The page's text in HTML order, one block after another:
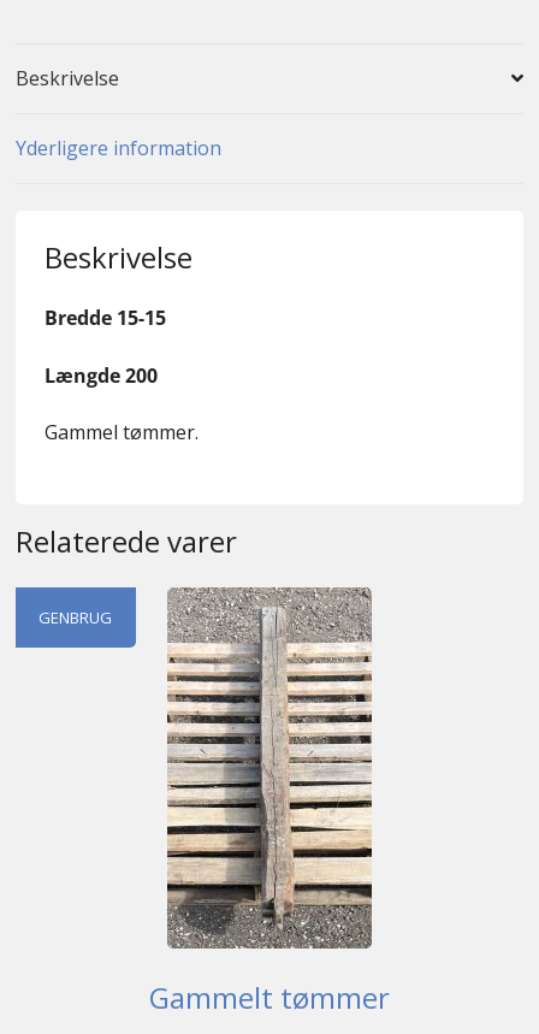
Beskrivelse
Yderligere information
Beskrivelse
Bredde 15-15
Længde 200
Gammel tømmer.
Relaterede varer
GENBRUG
Gammelt tømmer